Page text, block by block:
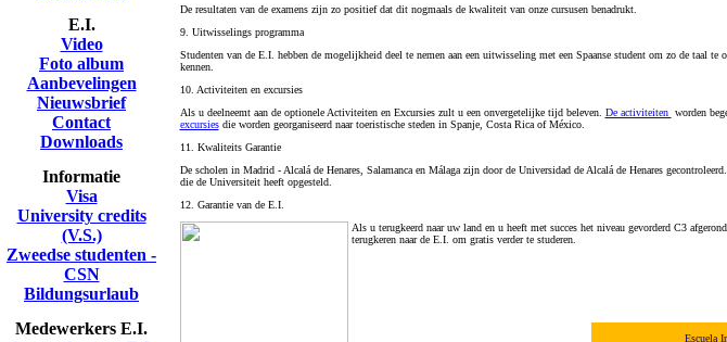
E.I.
Video
Foto album
Aanbevelingen
Nieuwsbrief
Contact
Downloads
Informatie
Visa
University credits
(V.S.)
Zweedse studenten -
CSN
Bildungsurlaub
Medewerkers E.I.
De resultaten van de examens zijn zo positief dat dit nogmaals de kwaliteit van onze cursusen benadrukt.
9. Uitwisselings programma
Studenten van de E.I. hebben de mogelijkheid deel te nemen aan een uitwisseling met een Spaanse student om zo de taal te
kennen.
10. Activiteiten en excursies
Als u deelneemt aan de optionele Activiteiten en Excursies zult u een onvergetelijke tijd beleven. De activiteiten worden
excursiesdie worden georganiseerd naar toeristische steden in Spanje, Costa Rica of México.
11. Kwaliteits Garantie
De scholen in Madrid - Alcalá de Henares, Salamanca en Málaga zijn door de Universidad de Alcalá de Henares
die de Universiteit heeft opgesteld.
12. Garantie van de E.I.
Als u terugkeerd naar uw land en u heeft met succes het niveau gevorderd C3
terugkeren naar de E.I. om gratis verder te studeren.
Escuela